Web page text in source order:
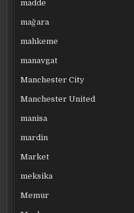
madde
mağara
mahkeme
manavgat
Manchester City
Manchester United
manisa
mardin
Market
meksika
Memur